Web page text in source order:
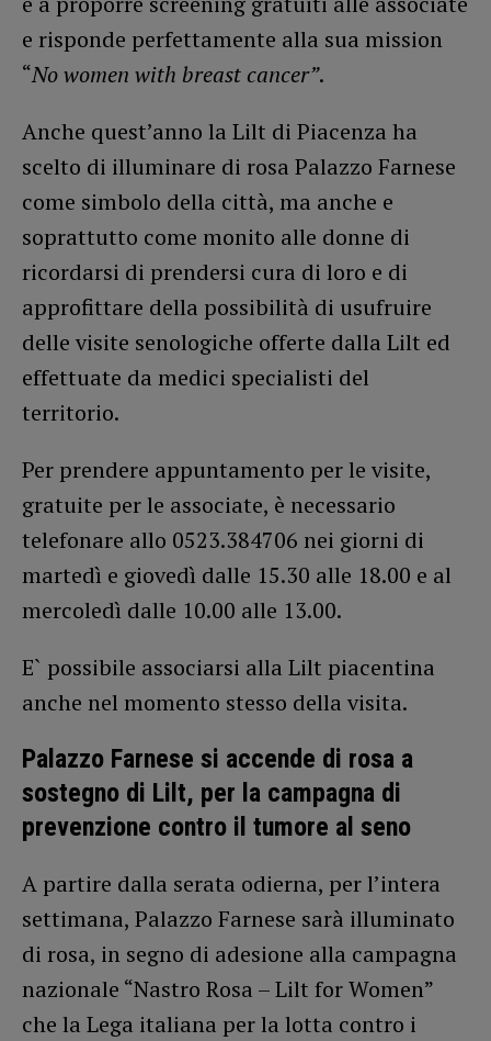
e risponde perfettamente alla sua mission
“No women with breast cancer”.
Anche quest’anno la Lilt di Piacenza ha
scelto di illuminare di rosa Palazzo Farnese
come simbolo della città, ma anche e
soprattutto come monito alle donne di
ricordarsi di prendersi cura di loro e di
approfittare della possibilità di usufruire
delle visite senologiche offerte dalla Lilt ed
effettuate da medici specialisti del
territorio.
Per prendere appuntamento per le visite,
gratuite per le associate, è necessario
telefonare allo 0523.384706 nei giorni di
martedì e giovedì dalle 15.30 alle 18.00 e al
mercoledì dalle 10.00 alle 13.00.
E` possibile associarsi alla Lilt piacentina
anche nel momento stesso della visita.
Palazzo Farnese si accende di rosa a
sostegno di Lilt, per la campagna di
prevenzione contro il tumore al seno
A partire dalla serata odierna, per l’intera
settimana, Palazzo Farnese sarà illuminato
di rosa, in segno di adesione alla campagna
nazionale “Nastro Rosa – Lilt for Women”
che la Lega italiana per la lotta contro i